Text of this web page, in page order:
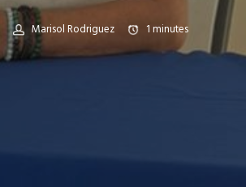
Marisol Rodriguez 1minutes